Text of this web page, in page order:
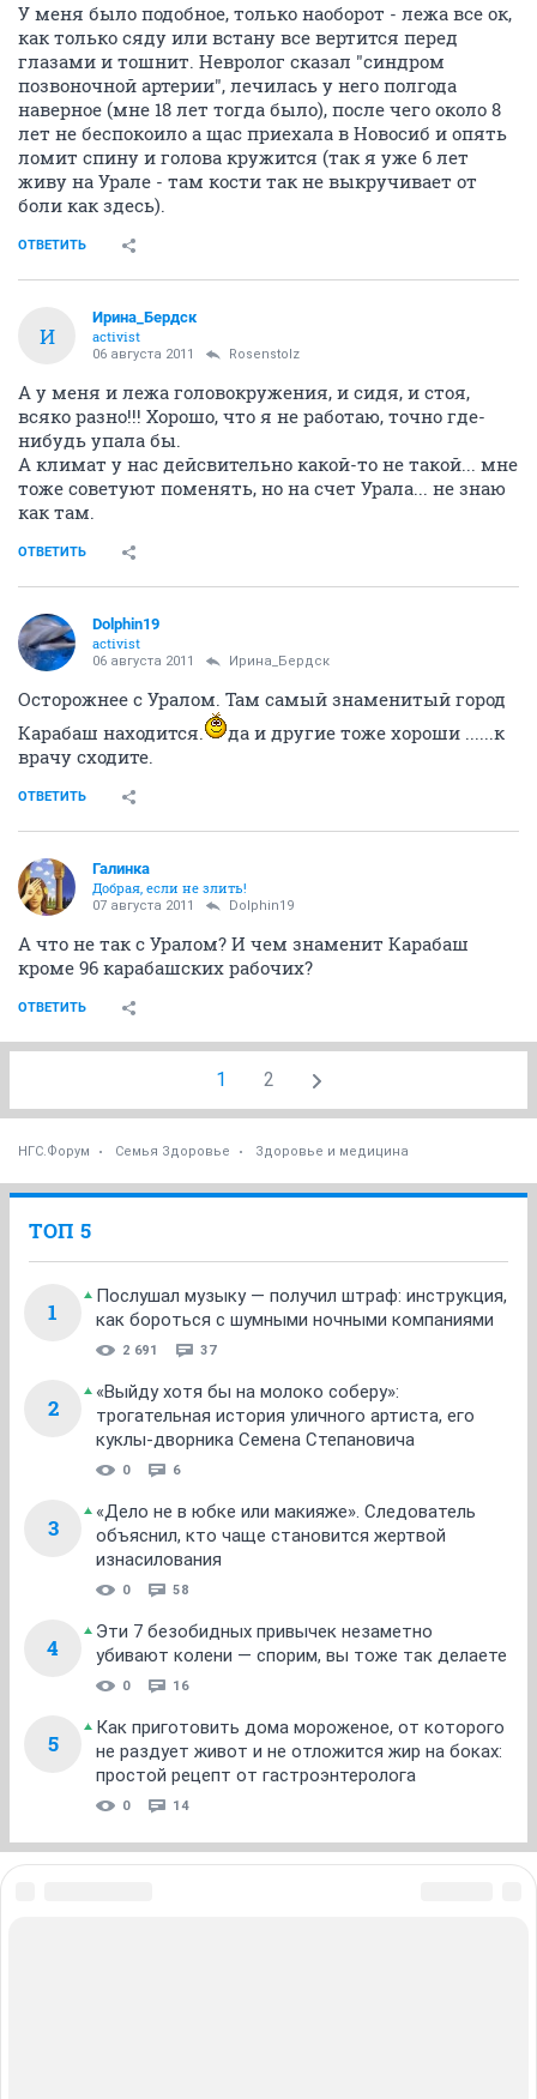
У меня было подобное, только наоборот - лежа все ок,
как только сяду или встану все вертится перед
глазами и тошнит. Невролог сказал "синдром
позвоночной артерии", лечилась у него полгода
наверное (мне 18 лет тогда было), после чего около 8
лет не беспокоило а щас приехала в Новосиб и опять
ломит спину и голова кружится (так я уже 6 лет
живу на Урале - там кости так не выкручивает от
боли как здесь).
ОТВЕТИТЬ
И
Ирина_Бердск
activist
06 августа 2011 Rosenstolz
А у меня и лежа головокружения, и сидя, и стоя,
всяко разно!!! Хорошо, что я не работаю, точно где-
нибудь упала бы.
А климат у нас дейсвительно какой-то не такой... мне
тоже советуют поменять, но на счет Урала... не знаю
как там.
ОТВЕТИТЬ
Dolphin19
activist
06 августа 2011 Ирина_Бердск
Осторожнее с Уралом. Там самый знаменитый город
Карабаш находится.
да и другие тоже хороши ......к
врачу сходите.
ОТВЕТИТЬ
Галинка
Добрая, если не злить!
07 августа 2011 Dolphin19
А что не так с Уралом? И чем знаменит Карабаш
кроме 96 карабашских рабочих?
ОТВЕТИТЬ
1 2
НГС.Форум Семья Здоровье Здоровье и медицина
ТОП 5
1
Послушал музыку — получил штраф: инструкция,
как бороться с шумными ночными компаниями
2 691 37
2
«Выйду хотя бы на молоко соберу»:
трогательная история уличного артиста, его
куклы-дворника Семена Степановича
0 6
3
«Дело не в юбке или макияже». Следователь
объяснил, кто чаще становится жертвой
изнасилования
0 58
4
Эти 7 безобидных привычек незаметно
убивают колени — спорим, вы тоже так делаете
0 16
5
Как приготовить дома мороженое, от которого
не раздует живот и не отложится жир на боках:
простой рецепт от гастроэнтеролога
0 14